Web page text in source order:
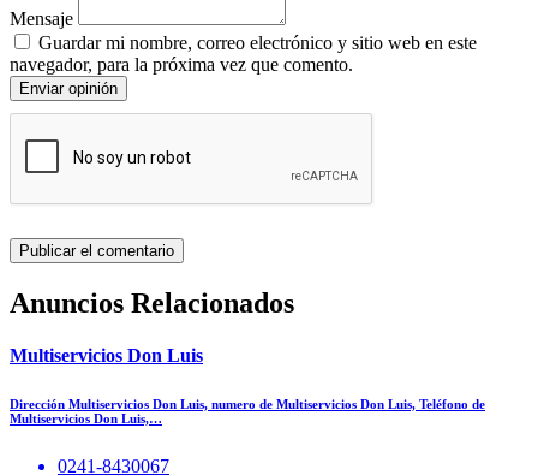
Mensaje
Guardar mi nombre, correo electrónico y sitio web en este
navegador, para la próxima vez que comento.
Enviar opinión
Anuncios Relacionados
Multiservicios Don Luis
Dirección Multiservicios Don Luis, numero de Multiservicios Don Luis, Teléfono de
Multiservicios Don Luis,…
0241-8430067